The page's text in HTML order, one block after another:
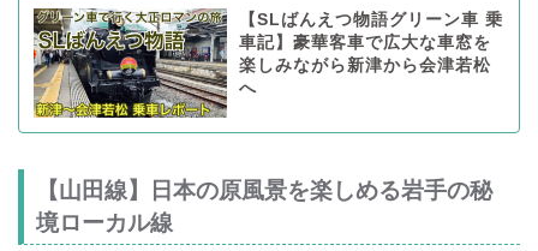
【SLばんえつ物語グリーン車 乗
車記】豪華客車で広大な車窓を
楽しみながら新津から会津若松
へ
【山田線】日本の原風景を楽しめる岩手の秘
境ローカル線